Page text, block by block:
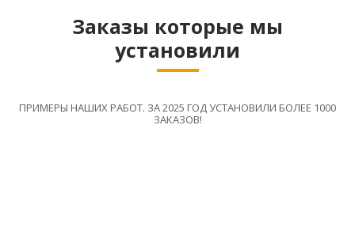
Заказы которые мы
установили
ПРИМЕРЫ НАШИХ РАБОТ. ЗА 2025 ГОД УСТАНОВИЛИ БОЛЕЕ 1000
ЗАКАЗОВ!